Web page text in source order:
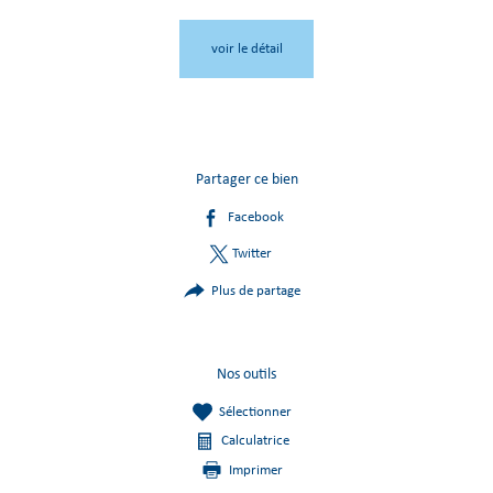
voir le détail
Partager ce bien
Facebook
Twitter
Plus de partage
Nos outils
Sélectionner
Calculatrice
Imprimer